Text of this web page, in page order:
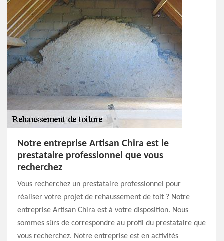
Notre entreprise Artisan Chira est le
prestataire professionnel que vous
recherchez
Vous recherchez un prestataire professionnel pour
réaliser votre projet de rehaussement de toit ? Notre
entreprise Artisan Chira est à votre disposition. Nous
sommes sûrs de correspondre au profil du prestataire que
vous recherchez. Notre entreprise est en activités